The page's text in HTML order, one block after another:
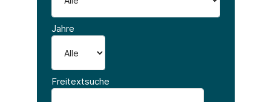
Jahre
Freitextsuche